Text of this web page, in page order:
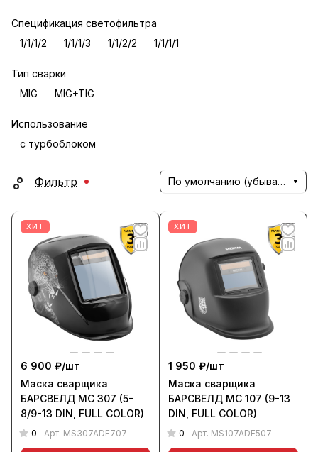
Спецификация светофильтра
1/1/1/2
1/1/1/3 1/1/2/2 1/1/1/1
Тип сварки
MIG
MIG+TIG
Использование
с турбоблоком
Фильтр По умолчанию (убывание)
ХИТ
6 900 ₽/шт
Маска сварщика
БАРСВЕЛД МС 307 (5-
8/9-13 DIN, FULL COLOR)
0 Арт. MS307ADF707
ХИТ
1 950 ₽/шт
Маска сварщика
БАРСВЕЛД МС 107 (9-13
DIN, FULL COLOR)
0 Арт. MS107ADF507